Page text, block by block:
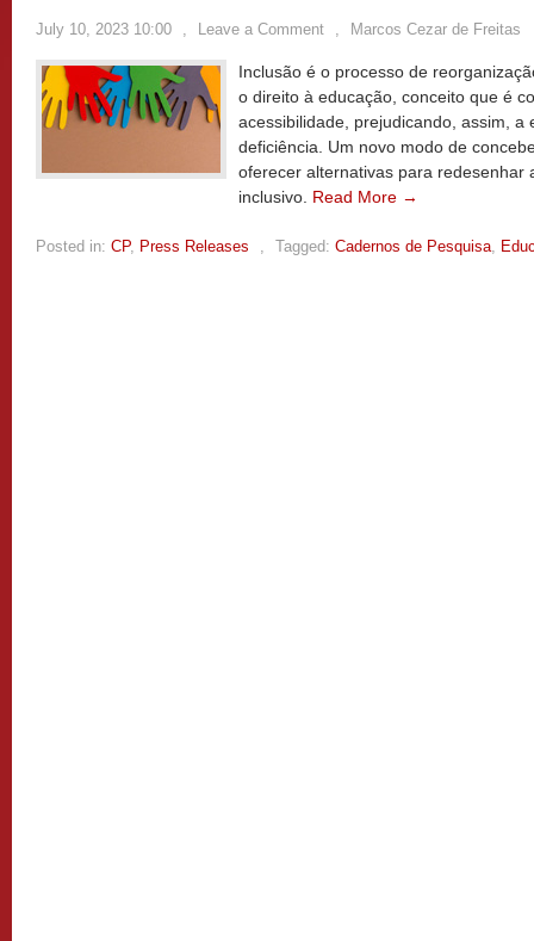
July 10, 2023 10:00 , Leave a Comment , Marcos Cezar de Freitas
Inclusão é o processo de
o direito à educação, conceito que é
acessibilidade, prejudicando, assim, a
deficiência. Um novo modo de
oferecer alternativas para redesenhar
inclusivo. Read More →
Posted in: CP, Press Releases , Tagged: Cadernos de Pesquisa,